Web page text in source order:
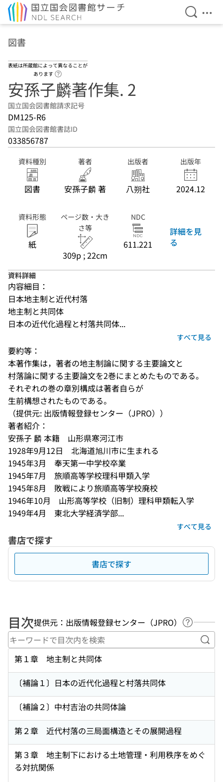
検索を
メ
図書
表紙は所蔵館によって異なることが
あります
安孫子麟著作集. 2
国立国会図書館請求記号
DM125-R6
国立国会図書館書誌ID
033856787
資料種別
図書
著者
安孫子麟 著
出版者
八朔社
出版年
2024.12
資料形態
紙
ページ数・大き
さ等
309p ; 22cm
NDC
611.221
詳細を見
る
資料詳細
内容細目：
日本地主制と近代村落
地主制と共同体
日本の近代化過程と村落共同体...
すべて見る
要約等：
本著作集は，著者の地主制論に関する主要論文と
村落論に関する主要論文を2巻にまとめたものである。
それぞれの巻の章別構成は著者自らが
生前構想されたものである。
（提供元: 出版情報登録センター（JPRO））
著者紹介：
安孫子 麟 本籍　山形県寒河江市
1928年9月12日　北海道旭川市に生まれる
1945年3月　奉天第一中学校卒業
1945年7月　旅順高等学校理科甲類入学
1945年8月　敗戦により旅順高等学校廃校
1946年10月　山形高等学校（旧制）理科甲類転入学
1949年4月　東北大学経済学部...
すべて見る
書店で探す
書店で探す
目次提供元：出版情報登録センター（JPRO）
ヘルプペ
キ
第１章 地主制と共同体
〔補論１〕日本の近代化過程と村落共同体
〔補論２〕中村吉治の共同体論
第２章 近代村落の三局面構造とその展開過程
第３章 地主制下における土地管理・利用秩序をめぐ
る対抗関係